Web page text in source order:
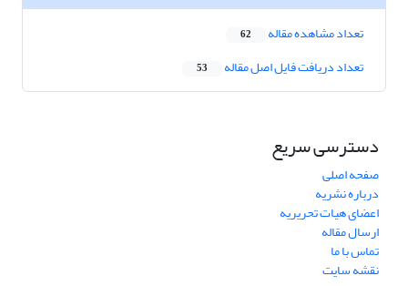
تعداد مشاهده مقاله 62
تعداد دریافت فایل اصل مقاله 53
دسترسی سریع
صفحه اصلی
درباره نشریه
اعضای هیات تحریریه
ارسال مقاله
تماس با ما
نقشه سایت